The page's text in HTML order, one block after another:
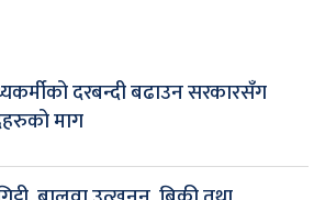
दरबन्दी बढाउन सरकारसँग
माग